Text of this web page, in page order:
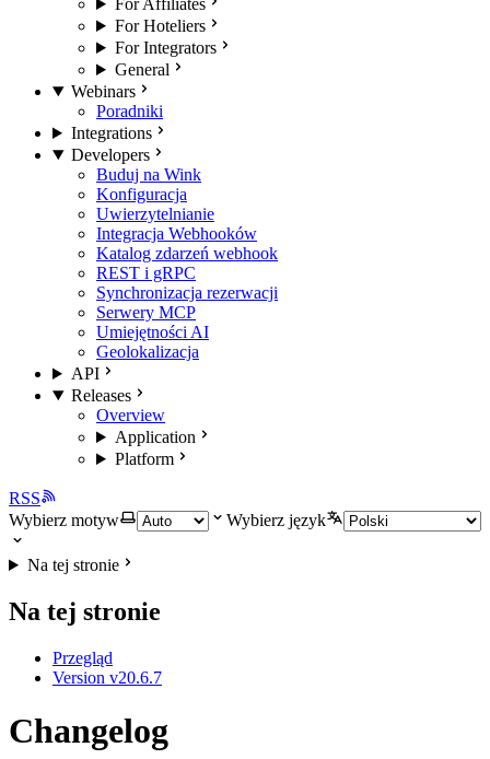
For Affiliates
For Hoteliers
For Integrators
General
Webinars
Poradniki
Integrations
Developers
Buduj na Wink
Konfiguracja
Uwierzytelnianie
Integracja Webhooków
Katalog zdarzeń webhook
REST i gRPC
Synchronizacja rezerwacji
Serwery MCP
Umiejętności AI
Geolokalizacja
API
Releases
Overview
Application
Platform
RSS
Wybierz motyw
Wybierz język
Na tej stronie
Na tej stronie
Przegląd
Version v20.6.7
Changelog